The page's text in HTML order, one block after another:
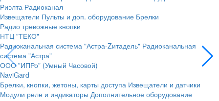
Риэлта Радиоканал
Извещатели Пульты и доп. оборудование Брелки
Радио тревожные кнопки
НТЦ "ТЕКО"
Радиоканальная система "Астра-Zитадель" Радиоканальная
система "Астра"
ООО "ИПРо" (Умный Часовой)
NaviGard
Брелки, кнопки, жетоны, карты доступа Извещатели и датчики
Модули реле и индикаторы Дополнительное оборудование